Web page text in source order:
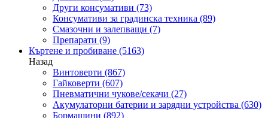
Други консумативи (73)
Консумативи за градинска техника (89)
Смазочни и залепващи (7)
Препарати (9)
Къртене и пробиване (5163)
Назад
Винтоверти (867)
Гайковерти (607)
Пневматични чукове/секачи (27)
Акумулаторни батерии и зарядни устройства (630)
Бормашини (892)